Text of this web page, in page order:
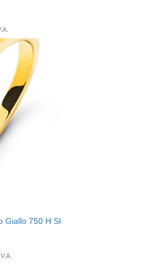
Giallo 750 H SI